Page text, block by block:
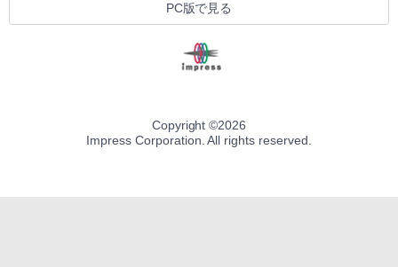
PC版で見る
Copyright ©2026
Impress Corporation. All rights reserved.